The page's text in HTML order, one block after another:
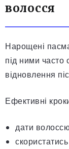
волосся
Нарощені
під ними часто
відновлення
Ефективні
дати